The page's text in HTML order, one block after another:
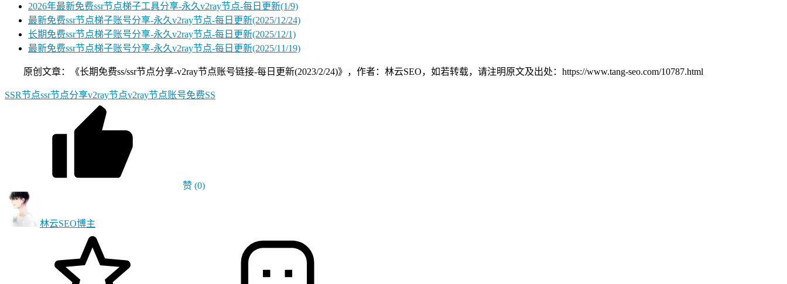
2026年最新免费ssr节点梯子工具分享-永久v2ray节点-每日更新(1/9)
最新免费ssr节点梯子账号分享-永久v2ray节点-每日更新(2025/12/24)
长期免费ssr节点梯子账号分享-永久v2ray节点-每日更新(2025/12/1)
最新免费ssr节点梯子账号分享-永久v2ray节点-每日更新(2025/11/19)
原创文章：《长期免费ss/ssr节点分享-v2ray节点账号链接-每日更新(2023/2/24)》，作者：林云SEO，如若转载，请注明原文及出处：https://www.tang-seo.com/10787.html
SSR节点ssr节点分享v2ray节点v2ray节点账号免费SS
赞 (0)
林云SEO博主